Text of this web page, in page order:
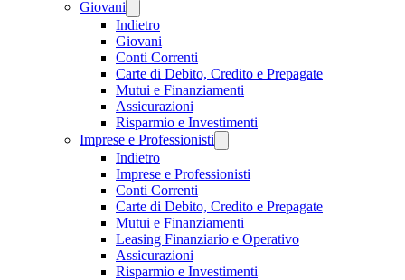
Giovani
Indietro
Giovani
Conti Correnti
Carte di Debito, Credito e Prepagate
Mutui e Finanziamenti
Assicurazioni
Risparmio e Investimenti
Imprese e Professionisti
Indietro
Imprese e Professionisti
Conti Correnti
Carte di Debito, Credito e Prepagate
Mutui e Finanziamenti
Leasing Finanziario e Operativo
Assicurazioni
Risparmio e Investimenti